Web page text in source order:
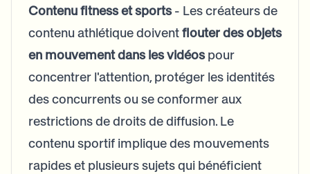
Contenu fitness et sports- Les créateurs de
contenu athlétique doiventflouter des objets
en mouvement dans les vidéospour
concentrer l'attention, protéger les identités
des concurrents ou se conformer aux
restrictions de droits de diffusion. Le
contenu sportif implique des mouvements
rapides et plusieurs sujets qui bénéficient